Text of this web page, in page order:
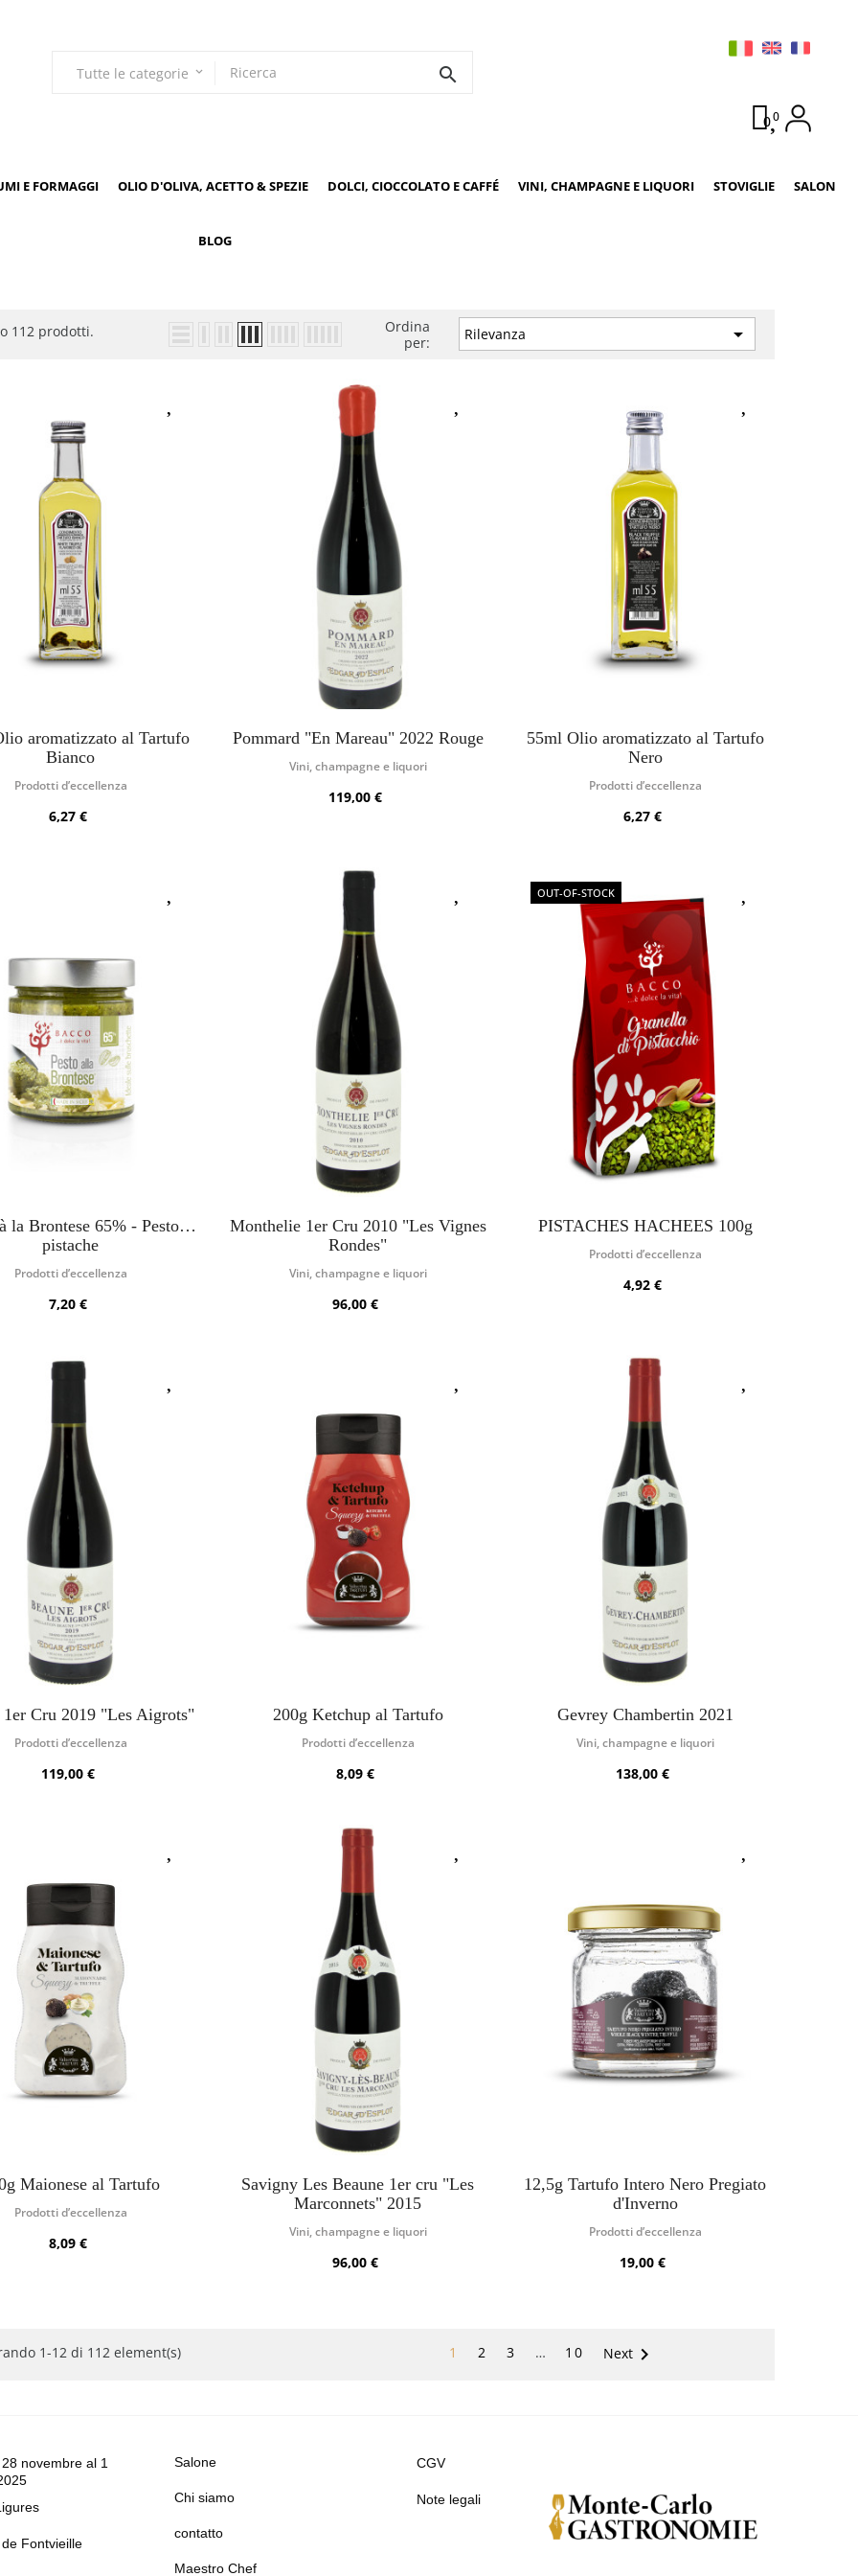
Tutte le categorie keyboard_arrow_down search
00
E FORMAGGI OLIO D'OLIVA, ACETTO & SPEZIE DOLCI, CIOCCOLATO E CAFFÉ VINI, CHAMPAGNE E LIQUORI STOVIGLIE SALON
BLOG
112 prodotti.
Ordina
per:
Rilevanza 
aromatizzato al Tartufo
Bianco
Prodotti d’eccellenza
6,27 €
Pommard "En Mareau" 2022 Rouge
Vini, champagne e liquori
119,00 €
55ml Olio aromatizzato al Tartufo
Nero
Prodotti d’eccellenza
6,27 €
la Brontese 65% - Pesto de
pistache
Prodotti d’eccellenza
7,20 €
Monthelie 1er Cru 2010 "Les Vignes
Rondes"
Vini, champagne e liquori
96,00 €
OUT-OF-STOCK
PISTACHES HACHEES 100g
Prodotti d’eccellenza
4,92 €
1er Cru 2019 "Les Aigrots"
Prodotti d’eccellenza
119,00 €
200g Ketchup al Tartufo
Prodotti d’eccellenza
8,09 €
Gevrey Chambertin 2021
Vini, champagne e liquori
138,00 €
Maionese al Tartufo
Prodotti d’eccellenza
8,09 €
Savigny Les Beaune 1er cru "Les
Marconnets" 2015
Vini, champagne e liquori
96,00 €
12,5g Tartufo Intero Nero Pregiato
d'Inverno
Prodotti d’eccellenza
19,00 €
1-12 di 112 element(s) 1 2 3 … 10 Next 
novembre al 1
Fontvieille
Salone
Chi siamo
contatto
Maestro Chef
CGV
Note legali